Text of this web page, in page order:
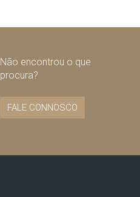
Não encontrou o que
procura?
FALE CONNOSCO